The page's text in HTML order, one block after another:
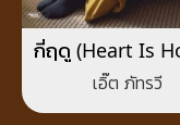
กี่ฤดู (Heart Is
เอิ๊ต ภัทรวี